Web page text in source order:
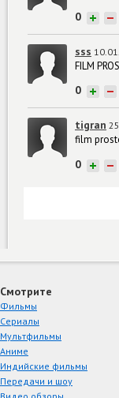
0 + −
sss
FILM
0 + −
tigran
film
0 + −
Смотрите
Фильмы
Сериалы
Мультфильмы
Аниме
Индийские фильмы
Передачи и шоу